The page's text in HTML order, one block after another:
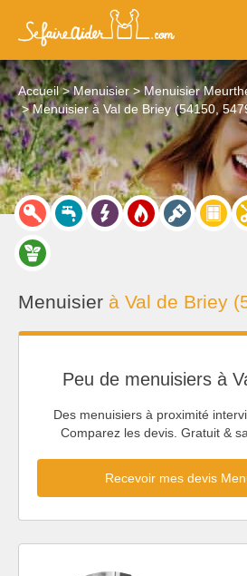
Accueil Menuisier
Menuisier
Menuisier à Val de Briey (54150,
Menuisier à Val de Briey
Peu de menuisiers à
Des menuisiers à proximité
Comparez les devis. Gratuit &
Recevoir mes devis